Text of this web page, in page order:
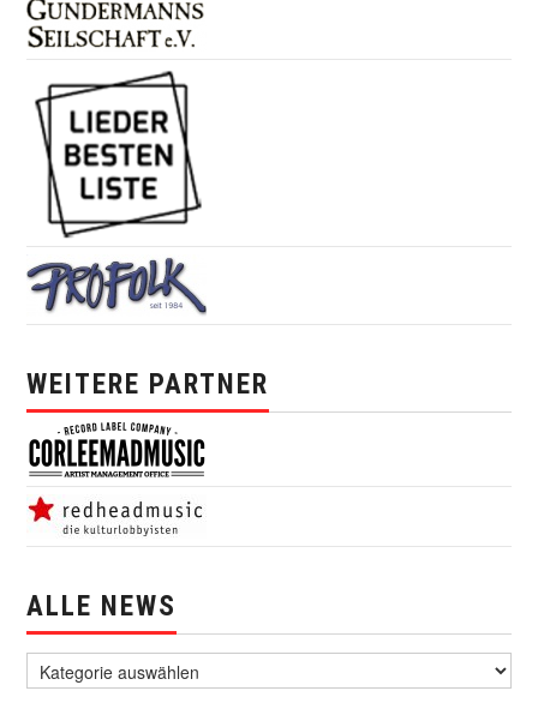
WEITERE PARTNER
ALLE NEWS